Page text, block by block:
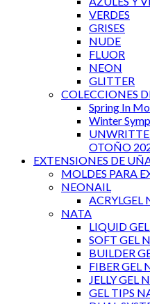
VERDES
GRISES
NUDE
FLUOR
NEON
GLITTER
COLECCIONES
Spring In
Winter
OTOÑO
EXTENSIONES DE
MOLDES PARA
NEONAIL
ACRYLGEL
NATA
LIQUID
SOFT GEL
BUILDER
FIBER GEL
JELLY GEL
GEL TIPS